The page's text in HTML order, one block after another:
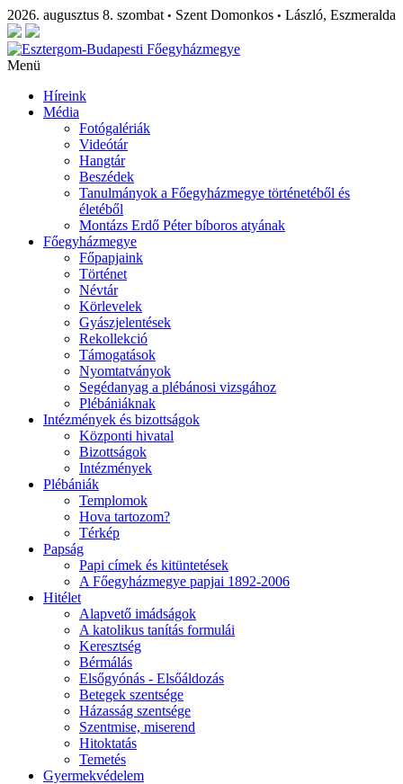
2026. augusztus 8. szombat • Szent Domonkos • László, Eszmeralda
Menü
Híreink
Média
Fotógalériák
Videótár
Hangtár
Beszédek
Tanulmányok a Főegyházmegye történetéből és
életéből
Montázs Erdő Péter bíboros atyának
Főegyházmegye
Főpapjaink
Történet
Névtár
Körlevelek
Gyászjelentések
Rekollekció
Támogatások
Nyomtatványok
Segédanyag a plébánosi vizsgához
Plébániáknak
Intézmények és bizottságok
Központi hivatal
Bizottságok
Intézmények
Plébániák
Templomok
Hova tartozom?
Térkép
Papság
Papi címek és kitüntetések
A Főegyházmegye papjai 1892-2006
Hitélet
Alapvető imádságok
A katolikus tanítás formulái
Keresztség
Bérmálás
Elsőgyónás - Elsőáldozás
Betegek szentsége
Házasság szentsége
Szentmise, miserend
Hitoktatás
Temetés
Gyermekvédelem